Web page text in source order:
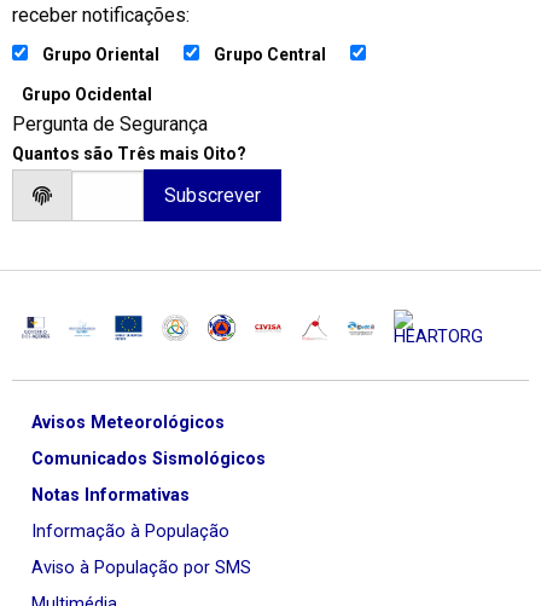
receber notificações:
Grupo Oriental Grupo Central
Grupo Ocidental
Pergunta de Segurança
Quantos são Três mais Oito?
Avisos Meteorológicos
Comunicados Sismológicos
Notas Informativas
Informação à População
Aviso à População por SMS